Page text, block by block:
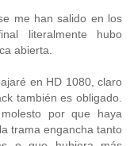
me han salido en los
literalmente hubo
abierta.
en HD 1080, claro
también es obligado.
por que haya
trama engancha tanto